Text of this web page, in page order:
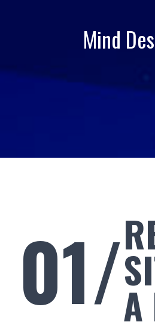
Mind
01/A